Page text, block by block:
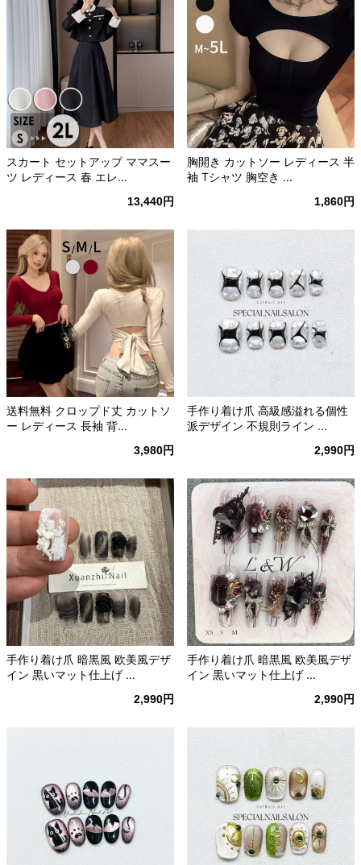
スカート セットアップ ママスー
ツ レディース 春 エレ...
13,440円
胸開き カットソー レディース 半
袖 Tシャツ 胸空き ...
1,860円
送料無料 クロップド丈 カットソ
ー レディース 長袖 背...
3,980円
手作り着け爪 高級感溢れる個性
派デザイン 不規則ライン ...
2,990円
手作り着け爪 暗黒風 欧美風デザ
イン 黒いマット仕上げ ...
2,990円
手作り着け爪 暗黒風 欧美風デザ
イン 黒いマット仕上げ ...
2,990円